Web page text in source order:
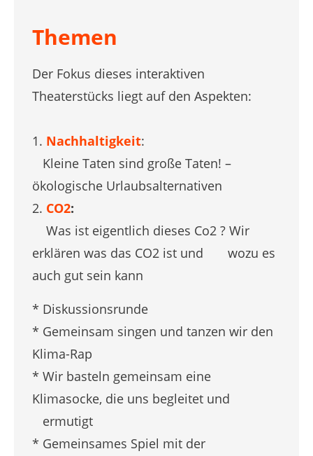
Themen
Der Fokus dieses interaktiven
Theaterstücks liegt auf den Aspekten:
1. Nachhaltigkeit:
Kleine Taten sind große Taten! –
ökologische Urlaubsalternativen
2. CO2:
Was ist eigentlich dieses Co2 ? Wir
erklären was das CO2 ist und wozu es
auch gut sein kann
* Diskussionsrunde
* Gemeinsam singen und tanzen wir den
Klima-Rap
* Wir basteln gemeinsam eine
Klimasocke, die uns begleitet und
ermutigt
* Gemeinsames Spiel mit der